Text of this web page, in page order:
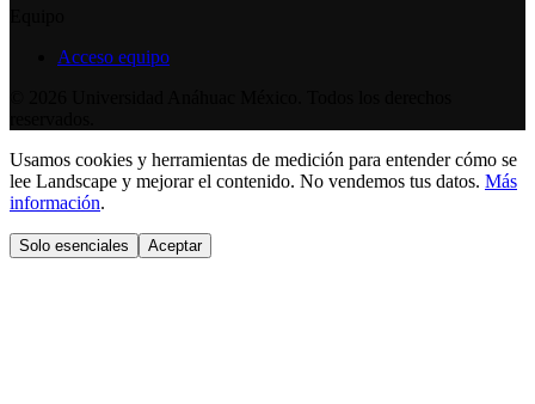
Acceso equipo
Usamos cookies y herramientas de medición para entender cómo se
lee Landscape y mejorar el contenido. No vendemos tus datos. Más
información.
Solo esenciales Aceptar